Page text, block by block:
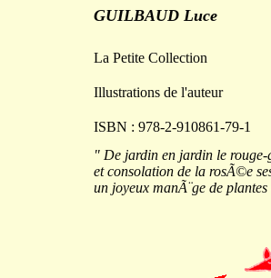
GUILBAUD Luce
La Petite Collection
Illustrations de l'auteur
ISBN : 978-2-910861-79-1
" De jardin en jardin le rouge-
et consolation de la rosÃ©e
un joyeux manÃ¨ge de